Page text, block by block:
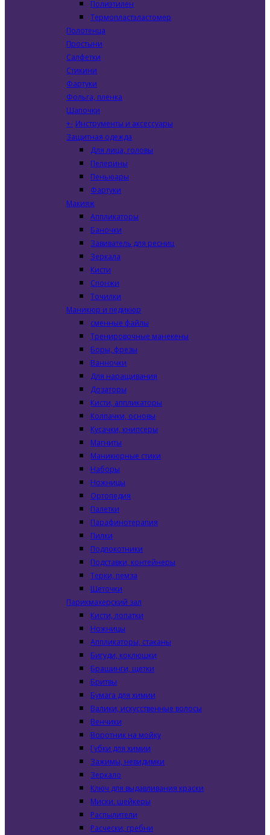
Полиэтилен
Термопластэластомер
Полотенца
Простыни
Салфетки
Стикини
Фартуки
Фольга, пленка
Шапочки
+- Инструменты и аксессуары
Защитная одежда
Для лица, головы
Пелерины
Пеньюары
Фартуки
Макияж
Аппликаторы
Баночки
Завиватель для ресниц
Зеркала
Кисти
Спонжи
Точилки
Маникюр и педикюр
сменные файлы
Тренировочные манекены
Боры, фрезы
Ванночки
Для наращивания
Дозаторы
Кисти, аппликаторы
Колпачки, основы
Кусачки, книпсеры
Магниты
Маникюрные стики
Наборы
Ножницы
Ортопедия
Палетки
Парафинотерапия
Пилки
Подлокотники
Подставки, контейнеры
Терки, пемза
Щеточки
Парикмахерский зал
Кисти, лопатки
Ножницы
Аппликаторы, стаканы
Бигуди, коклюшки
Брашинги, щетки
Бритвы
Бумага для химии
Валики, искусственные волосы
Венчики
Воротник на мойку
Губки для химии
Зажимы, невидимки
Зеркало
Ключ для выдавливания краски
Миски. шейкеры
Распылители
Расчески, гребни